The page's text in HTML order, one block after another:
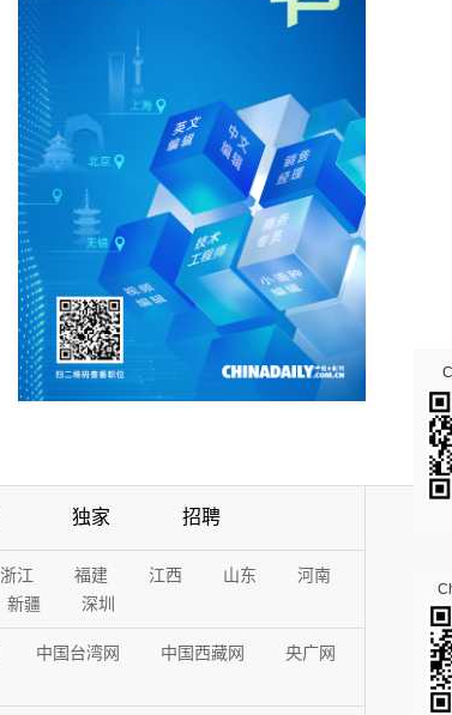
独家 招聘
浙江 福建 江西 山东
河南
新疆 深圳
中国台湾网 中国西藏网
央广网